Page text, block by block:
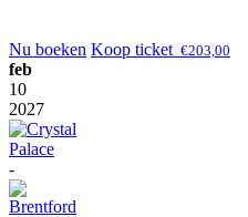
Nu boeken Koop ticket €203,00
feb
10
2027
-